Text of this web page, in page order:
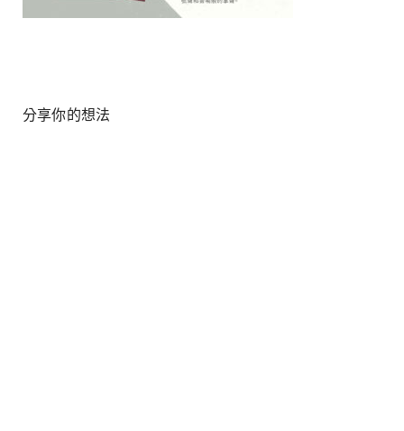
分享你的想法